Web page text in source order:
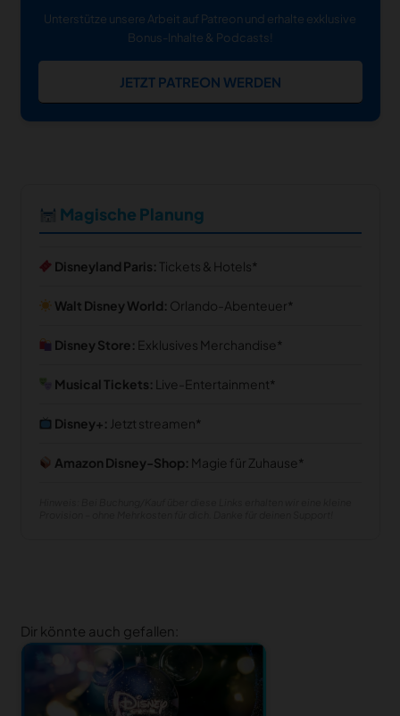
Unterstütze unsere Arbeit auf Patreon und erhalte exklusive
Bonus-Inhalte & Podcasts!
JETZT PATREON WERDEN
Magische Planung
Disneyland Paris: Tickets & Hotels
Walt Disney World: Orlando-Abenteuer
Disney Store: Exklusives Merchandise
Musical Tickets: Live-Entertainment
Disney+: Jetzt streamen
Amazon Disney-Shop: Magie für Zuhause
Dir könnte auch gefallen: